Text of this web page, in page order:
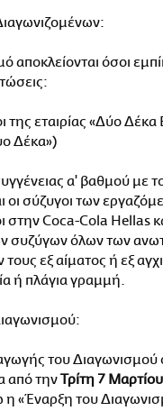
αποκλείονται όσοι
της εταιρίας «Δύο Δέκα
Δέκα»)
α' βαθμού με
οι σύζυγοι των
στην Coca-Cola Hellas
συζύγων όλων των
εξ αίματος ή εξ
ή πλάγια γραμμή.
του Διαγωνισμού
από τηνΤρίτη 7
η «Έναρξη του